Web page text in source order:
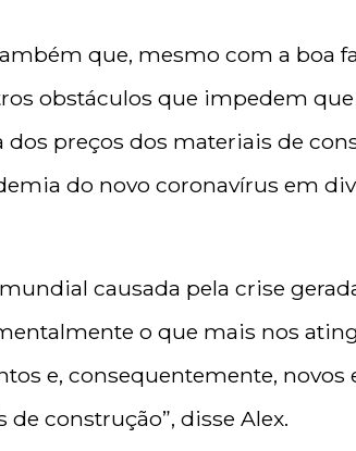
que, mesmo com a boa
obstáculos que impedem
preços dos materiais de
do novo coronavírus em
causada pela crise
o que mais nos
e, consequentemente, novos
construção”, disse Alex.